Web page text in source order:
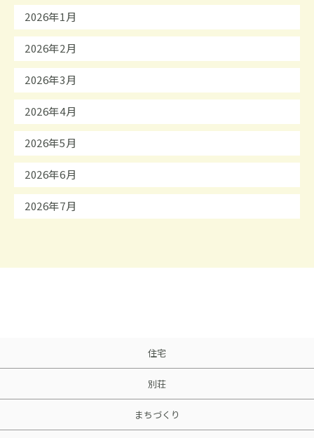
2026年1月
2026年2月
2026年3月
2026年4月
2026年5月
2026年6月
2026年7月
住宅
別荘
まちづくり